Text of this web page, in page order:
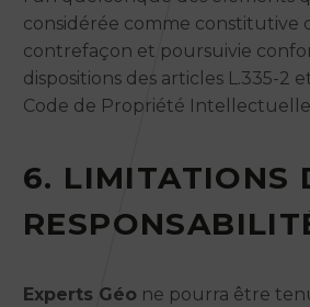
considérée comme constitutive
contrefaçon et poursuivie
dispositions des articles L.335-2
Code de Propriété
6. LIMITATIONS
Experts Géo ne pourra être